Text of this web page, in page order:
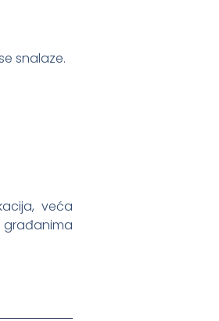
snalaze.
veća
građanima